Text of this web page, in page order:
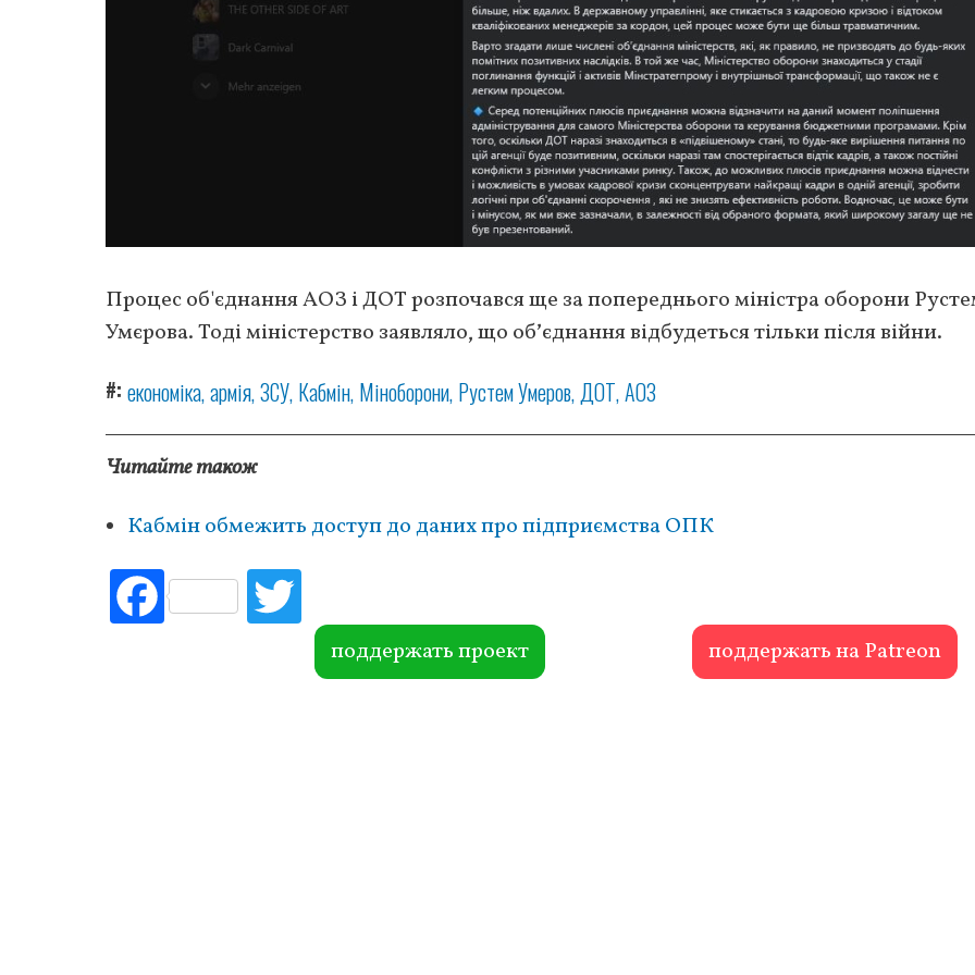
Процес об'єднання АОЗ і ДОТ розпочався ще за попереднього міністра оборони
Умєрова. Тоді міністерство заявляло, що обʼєднання відбудеться тільки після війни.
# економіка армія ЗСУ Кабмін Міноборони Рустем Умеров ДОТ АОЗ
Читайте також
Кабмін обмежить доступ до даних про підприємства ОПК
Fac
ebo itte
r поддержать проект поддержать на Patreon